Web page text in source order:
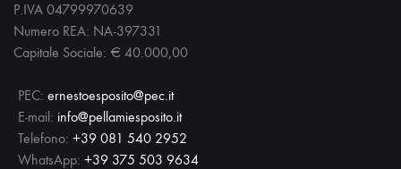
P.IVA 04799970639
Numero REA: NA-397331
Capitale Sociale: € 40.000,00
PEC: ernestoesposito@pec.it
E-mail: info@pellamiesposito.it
Telefono: +39 081 540 2952
WhatsApp: +39 375 503 9634